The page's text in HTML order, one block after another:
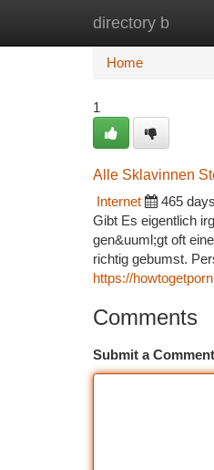
directory b
Home
Home
1
Alle Sklavinnen
Internet
465
Gibt Es eigentlich
gen&uuml;gt oft
richtig gebumst.
https://
Comments
Submit a Comment